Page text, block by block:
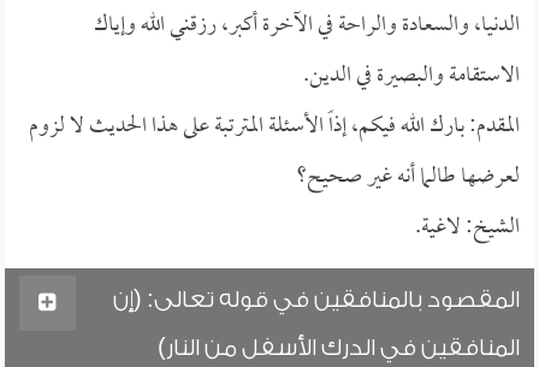
الدنيا، والسعادة والراحة في الآخرة أكبر، رزقني الله وإياك
الاستقامة والبصيرة في الدين.
المقدم: بارك الله فيكم، إذاً الأسئلة المترتبة على هذا الحديث لا لزوم
لعرضها طالما أنه غير صحيح؟
الشيخ: لاغية.
المقصود بالمنافقين في قوله تعالى: (إن
المنافقين في الدرك الأسفل من النار)